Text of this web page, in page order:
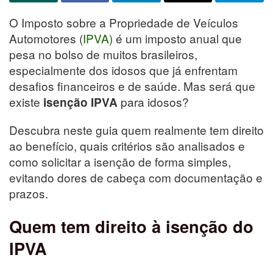
O Imposto sobre a Propriedade de Veículos
Automotores (IPVA) é um imposto anual que
pesa no bolso de muitos brasileiros,
especialmente dos idosos que já enfrentam
desafios financeiros e de saúde. Mas será que
existe isenção IPVA para idosos?
Descubra neste guia quem realmente tem direito
ao benefício, quais critérios são analisados e
como solicitar a isenção de forma simples,
evitando dores de cabeça com documentação e
prazos.
Quem tem direito à isenção do
IPVA